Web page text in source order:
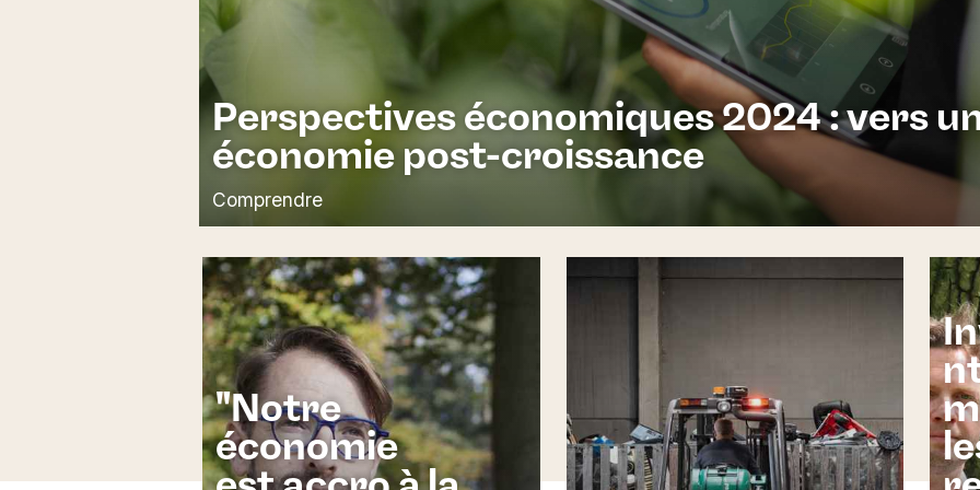
Perspectives économiques 2024 : vers
économie post-croissance
Comprendre
"Notre
économie